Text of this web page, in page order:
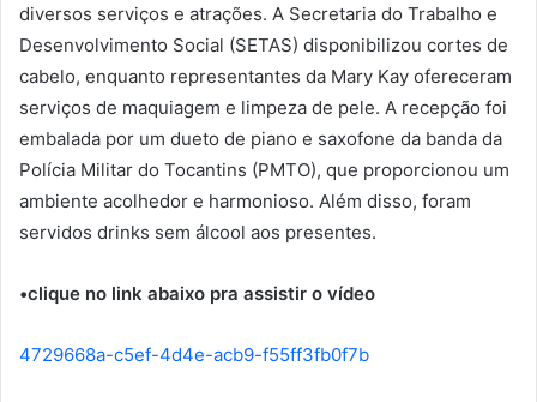
diversos serviços e atrações. A Secretaria do Trabalho e
Desenvolvimento Social (SETAS) disponibilizou cortes de
cabelo, enquanto representantes da Mary Kay ofereceram
serviços de maquiagem e limpeza de pele. A recepção foi
embalada por um dueto de piano e saxofone da banda da
Polícia Militar do Tocantins (PMTO), que proporcionou um
ambiente acolhedor e harmonioso. Além disso, foram
servidos drinks sem álcool aos presentes.
•clique no link abaixo pra assistir o vídeo
4729668a-c5ef-4d4e-acb9-f55ff3fb0f7b